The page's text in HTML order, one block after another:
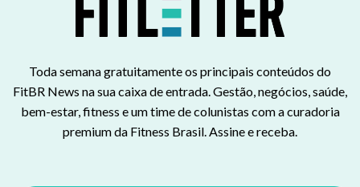
Toda semana gratuitamente os principais conteúdos do
FitBR News na sua caixa de entrada. Gestão, negócios, saúde,
bem-estar, fitness e um time de colunistas com a curadoria
premium da Fitness Brasil. Assine e receba.